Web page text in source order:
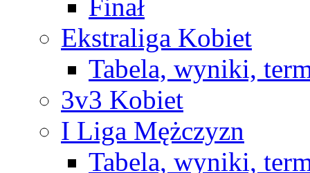
Finał
Ekstraliga Kobiet
Tabela, wyniki,
3v3 Kobiet
I Liga Mężczyzn
Tabela, wyniki,